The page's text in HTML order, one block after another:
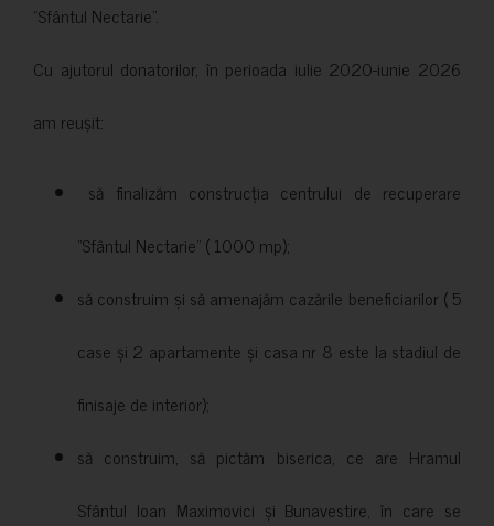
”Sfântul Nectarie”.
Cu ajutorul donatorilor, în perioada iulie 2020-iunie 2026
am reușit:
să finalizăm construcția centrului de recuperare
”Sfântul Nectarie” ( 1000 mp);
să construim și să amenajăm cazările beneficiarilor ( 5
case și 2 apartamente și casa nr 8 este la stadiul de
finisaje de interior);
să construim, să pictăm biserica, ce are Hramul
Sfântul Ioan Maximovici și Bunavestire, în care se